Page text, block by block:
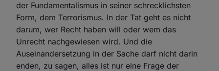
der Fundamentalismus in seiner schrecklichsten
Form, dem Terrorismus. In der Tat geht es nicht
darum, wer Recht haben will oder wem das
Unrecht nachgewiesen wird. Und die
Auseinandersetzung in der Sache darf nicht darin
enden, zu sagen, alles ist nur eine Frage der